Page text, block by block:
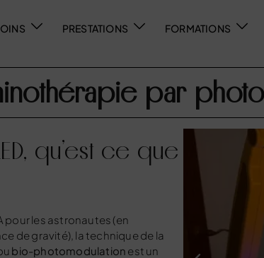
PRESTATIONS FORMATIONS
par
qu’est ce que
pour les astronautes (en
de gravité), la technique de la
bio-photomodulation est un